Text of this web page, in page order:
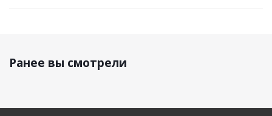
Ранее вы смотрели